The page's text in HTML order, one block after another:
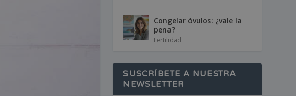
Congelar óvulos: ¿vale la
pena?
Fertilidad
SUSCRÍBETE A NUESTRA
NEWSLETTER